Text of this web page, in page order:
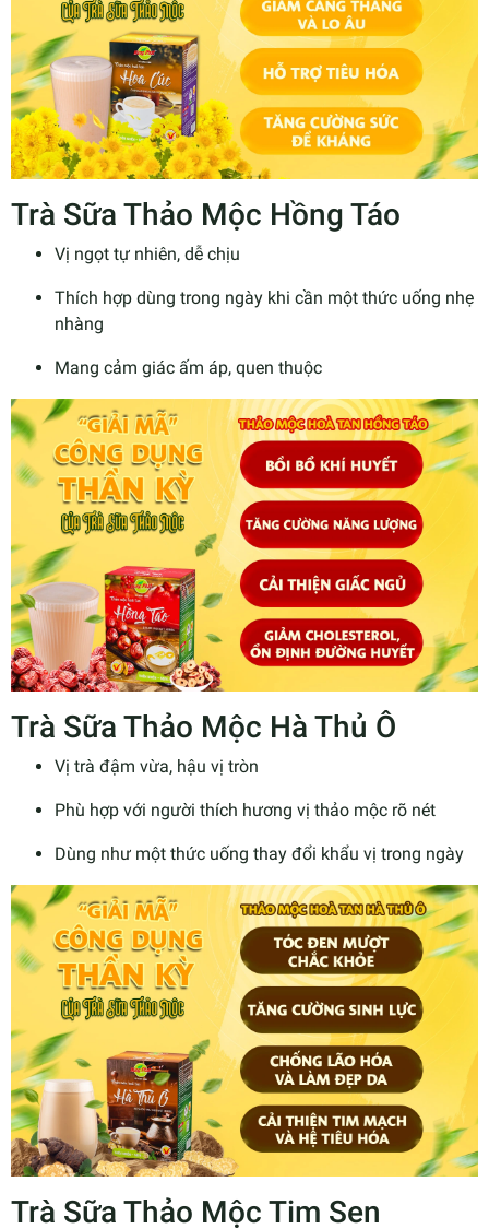
Trà Sữa Thảo Mộc Hồng Táo
Vị ngọt tự nhiên, dễ chịu
Thích hợp dùng trong ngày khi cần một thức uống nhẹ
nhàng
Mang cảm giác ấm áp, quen thuộc
Trà Sữa Thảo Mộc Hà Thủ Ô
Vị trà đậm vừa, hậu vị tròn
Phù hợp với người thích hương vị thảo mộc rõ nét
Dùng như một thức uống thay đổi khẩu vị trong ngày
Trà Sữa Thảo Mộc Tim Sen